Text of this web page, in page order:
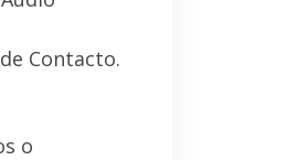
Contacto.
o